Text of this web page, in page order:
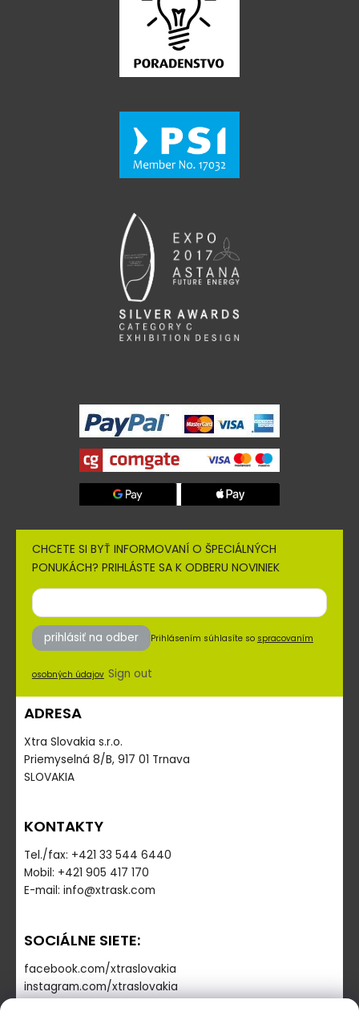
CHCETE SI BYŤ INFORMOVANÍ O ŠPECIÁLNÝCH
PONUKÁCH? PRIHLÁSTE SA K ODBERU NOVINIEK
prihlásiť na odber Prihlásením súhlasíte so spracovaním
osobných údajov Sign out
ADRESA
Xtra Slovakia s.r.o.
Priemyselná 8/B, 917 01 Trnava
SLOVAKIA
KONTAKTY
Tel./fax: +421 33 544 6440
Mobil: +421 905 417 170
E-mail: info@xtrask.com
SOCIÁLNE SIETE:
facebook.com/xtraslovakia
instagram.com/xtraslovakia